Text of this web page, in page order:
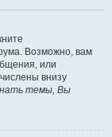
Возможно, вам
или
внизу
темы, Вы